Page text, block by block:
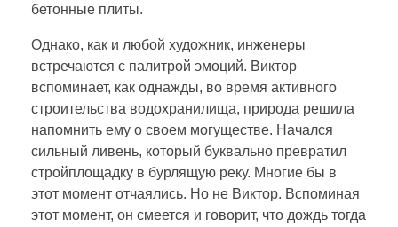
бетонные плиты.
Однако, как и любой художник, инженеры
встречаются с палитрой эмоций. Виктор
вспоминает, как однажды, во время активного
строительства водохранилища, природа решила
напомнить ему о своем могуществе. Начался
сильный ливень, который буквально превратил
стройплощадку в бурлящую реку. Многие бы в
этот момент отчаялись. Но не Виктор. Вспоминая
этот момент, он смеется и говорит, что дождь тогда